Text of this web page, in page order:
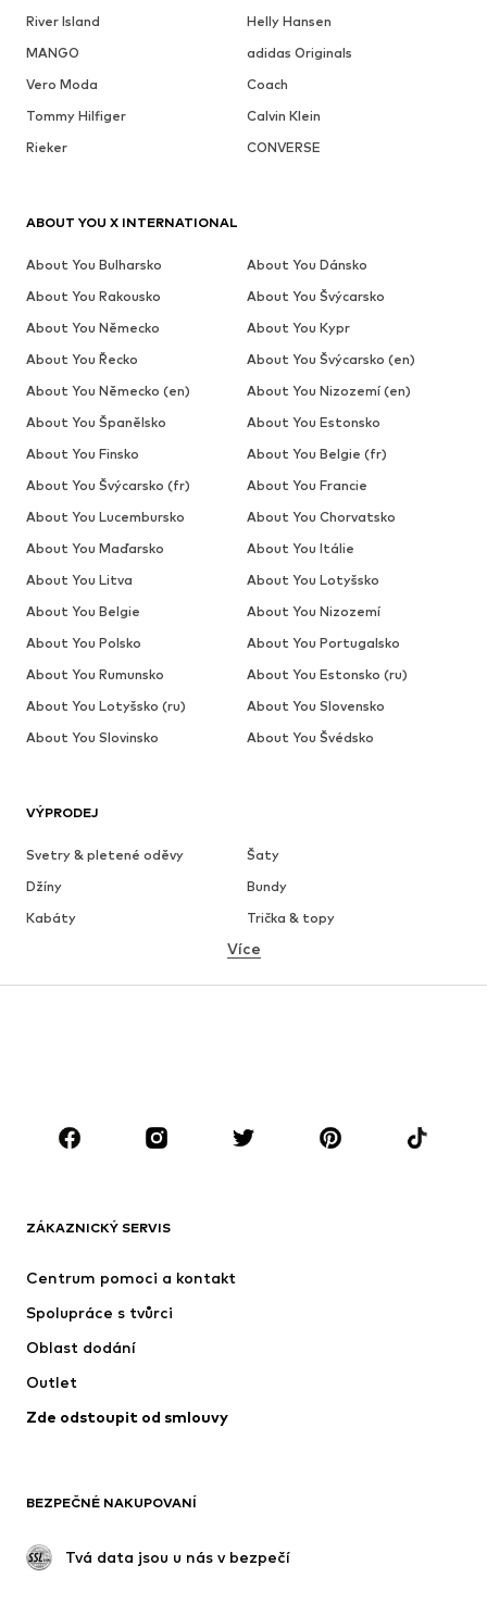
River Island
Helly Hansen
MANGO
adidas Originals
Vero Moda
Coach
Tommy Hilfiger
Calvin Klein
Rieker
CONVERSE
VÝPRODEJ
Svetry & pletené oděvy
Šaty
Džíny
Bundy
Kabáty
Trička & topy
Spodní prádlo
Sukně
Halenky & tuniky
Doplňky
Premium
Nové
Bundy
Spodní prádlo
Kabáty
Plavky
Upcyklace
Více
ZÁKAZNICKÝ SERVIS
Centrum pomoci a kontakt
Spolupráce s tvůrci
Oblast dodání
Outlet
Zde odstoupit od smlouvy
BEZPEČNÉ NAKUPOVANÍ
Tvá data jsou u nás v bezpečí
ABOUT YOU X INTERNATIONAL
About You Bulharsko
About You Dánsko
About You Rakousko
About You Švýcarsko
About You Německo
About You Kypr
About You Řecko
About You Švýcarsko (en)
About You Německo (en)
About You Nizozemí (en)
About You Španělsko
About You Estonsko
About You Finsko
About You Belgie (fr)
About You Švýcarsko (fr)
About You Francie
About You Lucembursko
About You Chorvatsko
About You Maďarsko
About You Itálie
About You Litva
About You Lotyšsko
About You Belgie
About You Nizozemí
About You Polsko
About You Portugalsko
About You Rumunsko
About You Estonsko (ru)
About You Lotyšsko (ru)
About You Slovensko
About You Slovinsko
About You Švédsko